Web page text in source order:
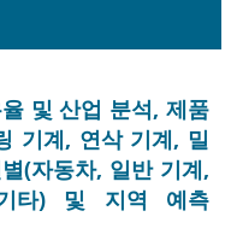
및 산업 분석, 제품
기계, 연삭 기계, 밀
(자동차, 일반 기계,
타) 및 지역 예측